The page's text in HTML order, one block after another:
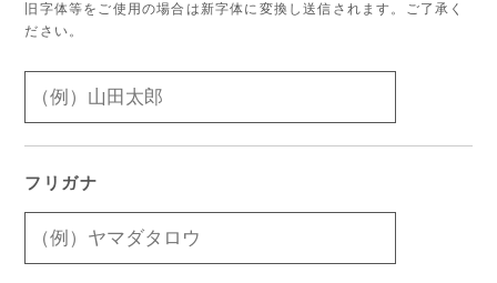
旧字体等をご使用の場合は新字体に変換し送信されます。ご了承く
ださい。
フリガナ